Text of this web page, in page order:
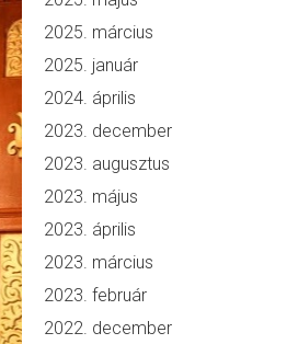
2025. március
2025. január
2024. április
2023. december
2023. augusztus
2023. május
2023. április
2023. március
2023. február
2022. december